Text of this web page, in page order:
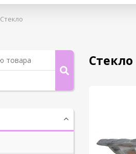
Стекло
Стекло